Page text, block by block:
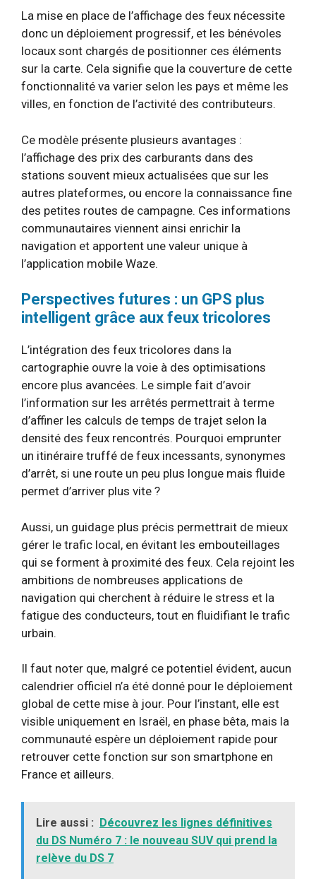
La mise en place de l’affichage des feux nécessite
donc un déploiement progressif, et les bénévoles
locaux sont chargés de positionner ces éléments
sur la carte. Cela signifie que la couverture de cette
fonctionnalité va varier selon les pays et même les
villes, en fonction de l’activité des contributeurs.
Ce modèle présente plusieurs avantages :
l’affichage des prix des carburants dans des
stations souvent mieux actualisées que sur les
autres plateformes, ou encore la connaissance fine
des petites routes de campagne. Ces informations
communautaires viennent ainsi enrichir la
navigation et apportent une valeur unique à
l’application mobile Waze.
Perspectives futures : un GPS plus
intelligent grâce aux feux tricolores
L’intégration des feux tricolores dans la
cartographie ouvre la voie à des optimisations
encore plus avancées. Le simple fait d’avoir
l’information sur les arrêtés permettrait à terme
d’affiner les calculs de temps de trajet selon la
densité des feux rencontrés. Pourquoi emprunter
un itinéraire truffé de feux incessants, synonymes
d’arrêt, si une route un peu plus longue mais fluide
permet d’arriver plus vite ?
Aussi, un guidage plus précis permettrait de mieux
gérer le trafic local, en évitant les embouteillages
qui se forment à proximité des feux. Cela rejoint les
ambitions de nombreuses applications de
navigation qui cherchent à réduire le stress et la
fatigue des conducteurs, tout en fluidifiant le trafic
urbain.
Il faut noter que, malgré ce potentiel évident, aucun
calendrier officiel n’a été donné pour le déploiement
global de cette mise à jour. Pour l’instant, elle est
visible uniquement en Israël, en phase bêta, mais la
communauté espère un déploiement rapide pour
retrouver cette fonction sur son smartphone en
France et ailleurs.
Lire aussi : Découvrez les lignes définitives
du DS Numéro 7 : le nouveau SUV qui prend la
relève du DS 7